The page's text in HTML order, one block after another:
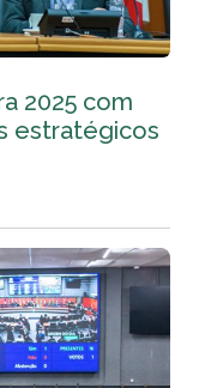
2025 com
estratégicos